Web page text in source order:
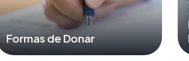
Formas de Donar